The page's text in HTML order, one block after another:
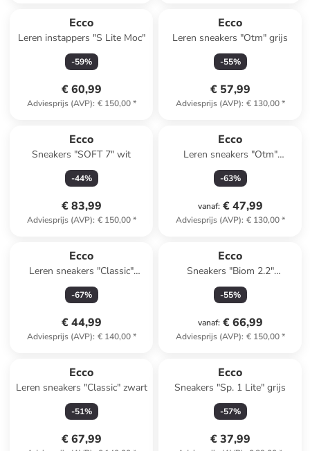
Ecco
Leren instappers "S Lite Moc"
-59%
€ 60,99
Adviesprijs (AVP): € 150,00*
Ecco
Leren sneakers "Otm" grijs
-55%
€ 57,99
Adviesprijs (AVP): € 130,00*
Ecco
Sneakers "SOFT 7" wit
-44%
€ 83,99
Adviesprijs (AVP): € 150,00*
Ecco
Leren sneakers "Otm"
donkerblauw
-63%
vanaf: € 47,99
Adviesprijs (AVP): € 130,00*
Ecco
Leren sneakers "Classic"
donkerblauw
-67%
€ 44,99
Adviesprijs (AVP): € 140,00*
Ecco
Sneakers "Biom 2.2"
lichtroze/beige
-55%
vanaf: € 66,99
Adviesprijs (AVP): € 150,00*
Ecco
Leren sneakers "Classic" zwart
-51%
€ 67,99
Ecco
Sneakers "Sp. 1 Lite" grijs
-57%
€ 37,99